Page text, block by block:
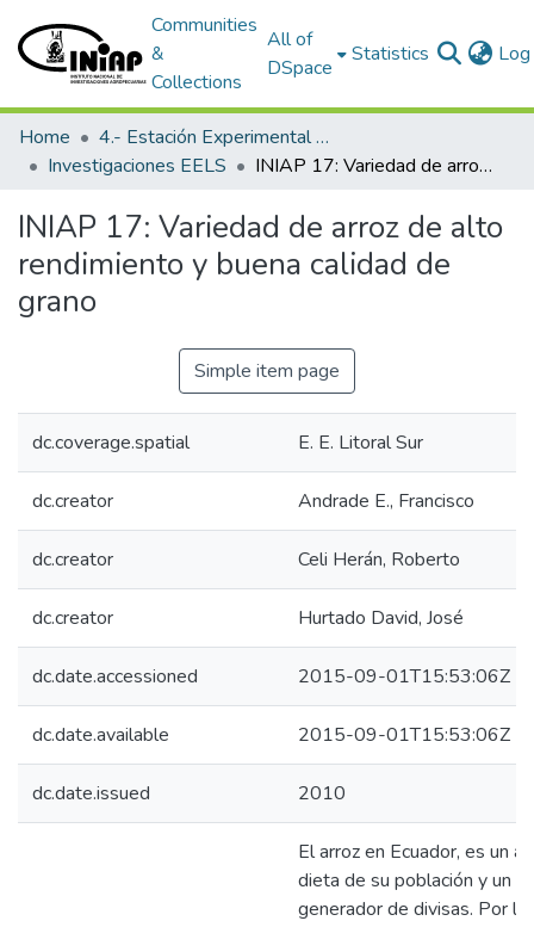
Communities
&
Collections
All of
DSpace
Statistics
Home
4.- Estación Experimental Litoral Sur
Investigaciones EELS
INIAP 17: Variedad de arroz de alto rendimiento y buena calidad de grano
INIAP 17: Variedad de arroz de alto
rendimiento y buena calidad de
grano
Simple item page
dc.coverage.spatial E. E. Litoral Sur
dc.creator Andrade E., Francisco
dc.creator Celi Herán, Roberto
dc.creator Hurtado David, José
dc.date.accessioned 2015-09-01T15:53:06Z
dc.date.available 2015-09-01T15:53:06Z
dc.date.issued 2010
El arroz en Ecuador, es un
dieta de su población y un
generador de divisas. Por